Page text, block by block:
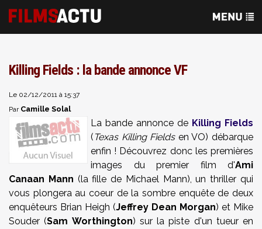
Killing Fields : la bande annonce VF
Le 02/12/2011 à 15:37
Par Camille Solal
La bande annonce de Killing Fields
( Texas Killing Fieldsen VO) débarque
enfin ! Découvrez donc les premières
images du premier film d'Ami
Canaan Mann (la fille de Michael Mann), un thriller qui
vous plongera au coeur de la sombre enquête de deux
enquêteurs Brian Heigh (Jeffrey Dean Morgan) et Mike
Souder (Sam Worthington) sur la piste d'un tueur en